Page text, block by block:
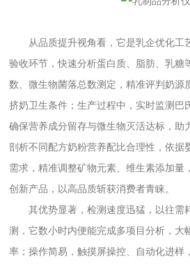
从品质提升视角看，它是乳企优化工
验收环节，快速分析蛋白质、脂肪、乳糖
数、微生物菌落总数测定，精准评判奶源
挤奶卫生条件；生产过程中，实时监测巴
确保营养成分留存与微生物灭活达标，助
剖析不同配方奶粉营养配比合理性，依据
需求，精准调整矿物元素、维生素添加量
创新产品，以高品质斩获消费者青睐。
其优势显著，检测速度迅猛，以往需
测，它数小时内便能完成多项目分析，大
率；操作简易，触摸屏操控、自动化进样